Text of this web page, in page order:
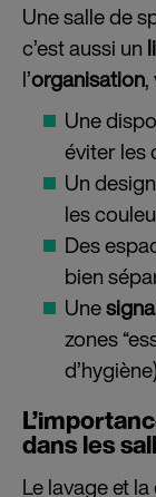
Une salle de
c’est aussi un
l’organisation,
Une
éviter les
Un
les
Des
bien
Une
zones
dans les
Le lavage et